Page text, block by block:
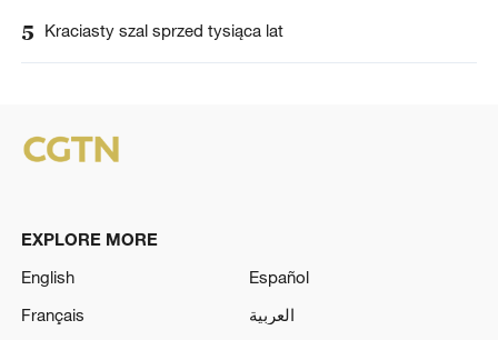
5 Kraciasty szal sprzed tysiąca lat
EXPLORE MORE
English
Español
Français
العربية